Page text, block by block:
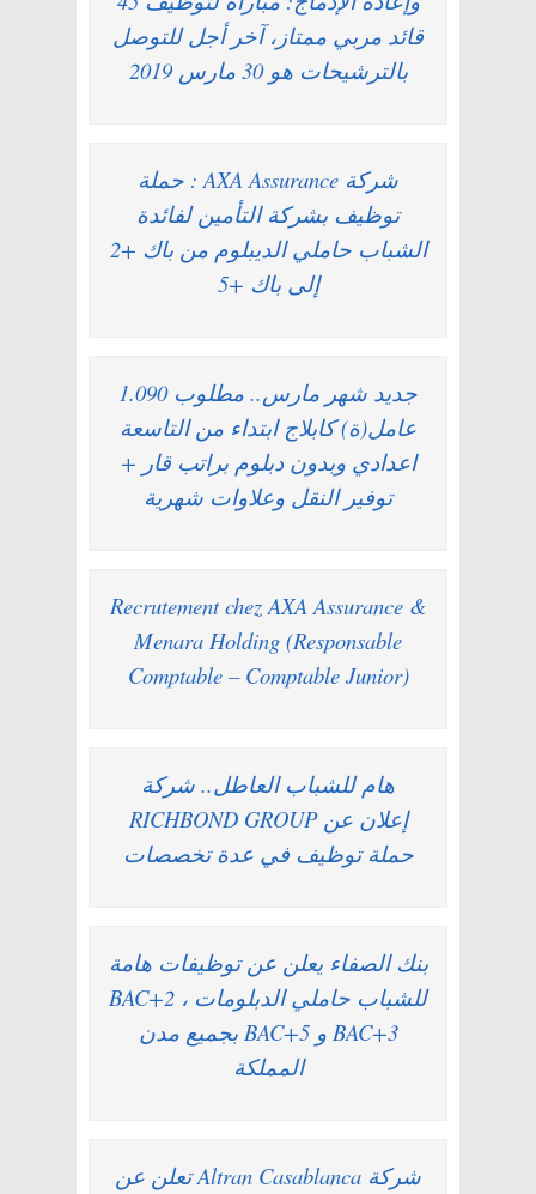
قائد مربي ممتاز، آخر أجل للتوصل
بالترشيحات هو 30 مارس 2019
شركة AXA Assurance : حملة
توظيف بشركة التأمين لفائدة
الشباب حاملي الديبلوم من باك +2
إلى باك +5
جديد شهر مارس.. مطلوب 1.090
عامل(ة) كابلاج ابتداء من التاسعة
اعدادي وبدون دبلوم براتب قار +
توفير النقل وعلاوات شهرية
Recrutement chez AXA Assurance &
Menara Holding (Responsable
Comptable – Comptable Junior)
هام للشباب العاطل.. شركة
RICHBOND GROUP إعلان عن
حملة توظيف في عدة تخصصات
بنك الصفاء يعلن عن توظيفات هامة
للشباب حاملي الدبلومات BAC+2 ،
BAC+3 و BAC+5 بجميع مدن
المملكة
شركة Altran Casablanca تعلن عن